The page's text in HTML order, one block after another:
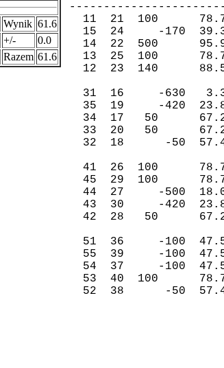
Wynik 61.6
+/-
0.0
Razem 61.6